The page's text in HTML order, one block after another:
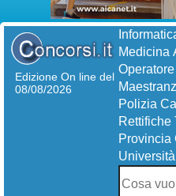
Edizione On line del
08/08/2026
Medicina
Polizia
Rettifiche
Provincia
Università